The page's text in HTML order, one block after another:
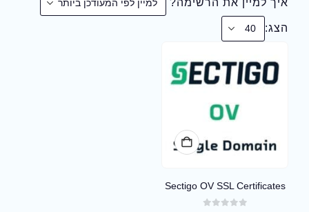
הצג:
Sectigo OV SSL Certificates